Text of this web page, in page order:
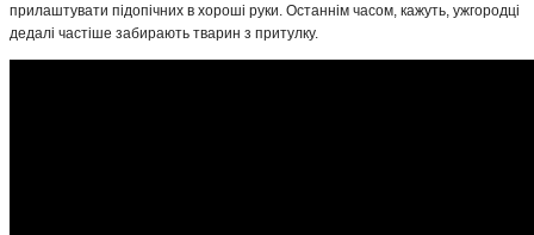
прилаштувати підопічних в хороші руки. Останнім часом, кажуть, ужгородці
дедалі частіше забирають тварин з притулку.